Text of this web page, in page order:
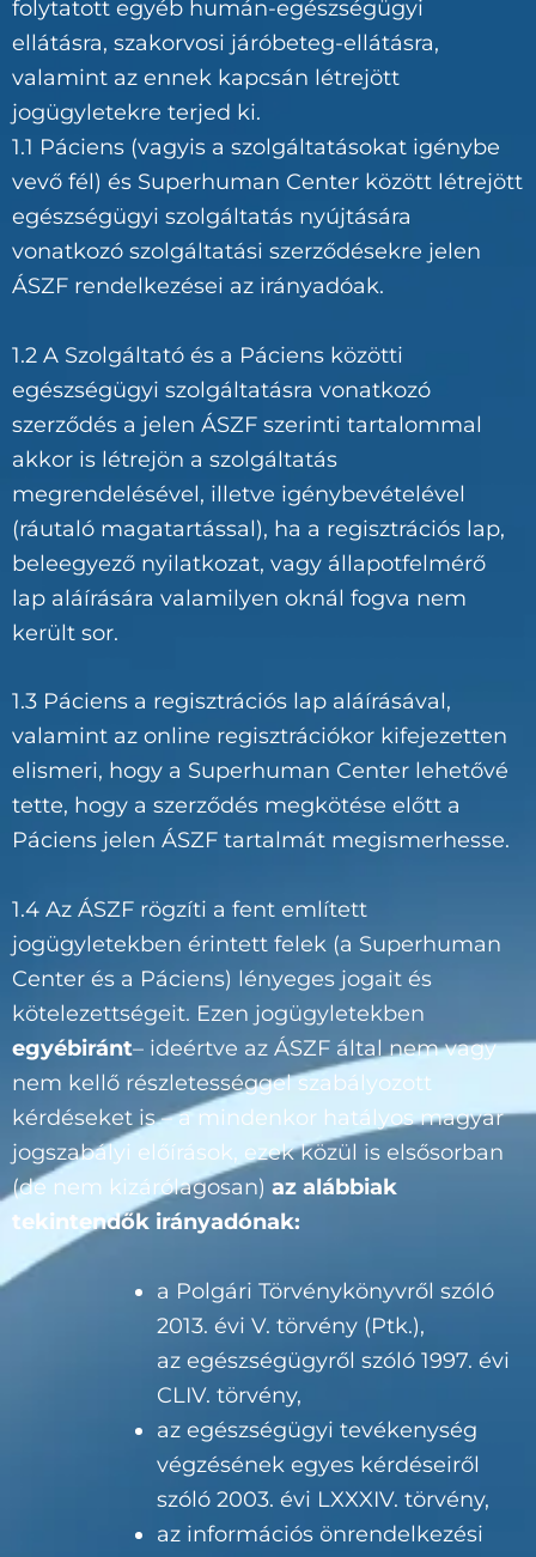
folytatott egyéb humán-egészségügyi
ellátásra, szakorvosi járóbeteg-ellátásra,
valamint az ennek kapcsán létrejött
jogügyletekre terjed ki.
1.1 Páciens (vagyis a szolgáltatásokat igénybe
vevő fél) és Superhuman Center között létrejött
egészségügyi szolgáltatás nyújtására
vonatkozó szolgáltatási szerződésekre jelen
ÁSZF rendelkezései az irányadóak.
1.2 A Szolgáltató és a Páciens közötti
egészségügyi szolgáltatásra vonatkozó
szerződés a jelen ÁSZF szerinti tartalommal
akkor is létrejön a szolgáltatás
megrendelésével, illetve igénybevételével
(ráutaló magatartással), ha a regisztrációs lap,
beleegyező nyilatkozat, vagy állapotfelmérő
lap aláírására valamilyen oknál fogva nem
került sor.
1.3 Páciens a regisztrációs lap aláírásával,
valamint az online regisztrációkor kifejezetten
elismeri, hogy a Superhuman Center lehetővé
tette, hogy a szerződés megkötése előtt a
Páciens jelen ÁSZF tartalmát megismerhesse.
1.4 Az ÁSZF rögzíti a fent említett
jogügyletekben érintett felek (a Superhuman
Center és a Páciens) lényeges jogait és
kötelezettségeit. Ezen jogügyletekben
egyébiránt– ideértve az ÁSZF által nem vagy
nem kellő részletességgel szabályozott
kérdéseket is – a mindenkor hatályos magyar
jogszabályi előírások, ezek közül is elsősorban
(de nem kizárólagosan) az alábbiak
tekintendők irányadónak:
a Polgári Törvénykönyvről szóló
2013. évi V. törvény (Ptk.),
az egészségügyről szóló 1997. évi
CLIV. törvény,
az egészségügyi tevékenység
végzésének egyes kérdéseiről
szóló 2003. évi LXXXIV. törvény,
az információs önrendelkezési